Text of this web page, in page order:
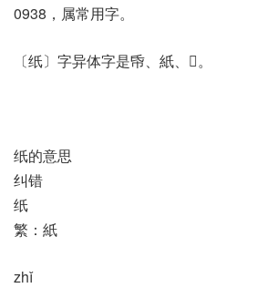
0938，属常用字。
〔纸〕字异体字是帋、紙、𦀦。
纸的意思
纠错
纸
繁：紙
zhǐ